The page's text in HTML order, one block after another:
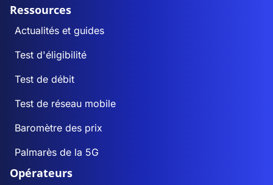
Ressources
Actualités et guides
Test d'éligibilité
Test de débit
Test de réseau mobile
Baromètre des prix
Palmarès de la 5G
Opérateurs